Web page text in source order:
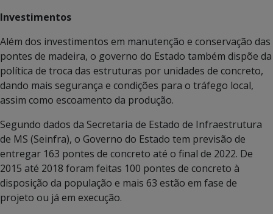
Investimentos
Além dos investimentos em manutenção e conservação das
pontes de madeira, o governo do Estado também dispõe da
política de troca das estruturas por unidades de concreto,
dando mais segurança e condições para o tráfego local,
assim como escoamento da produção.
Segundo dados da Secretaria de Estado de Infraestrutura
de MS (Seinfra), o Governo do Estado tem previsão de
entregar 163 pontes de concreto até o final de 2022. De
2015 até 2018 foram feitas 100 pontes de concreto à
disposição da população e mais 63 estão em fase de
projeto ou já em execução.